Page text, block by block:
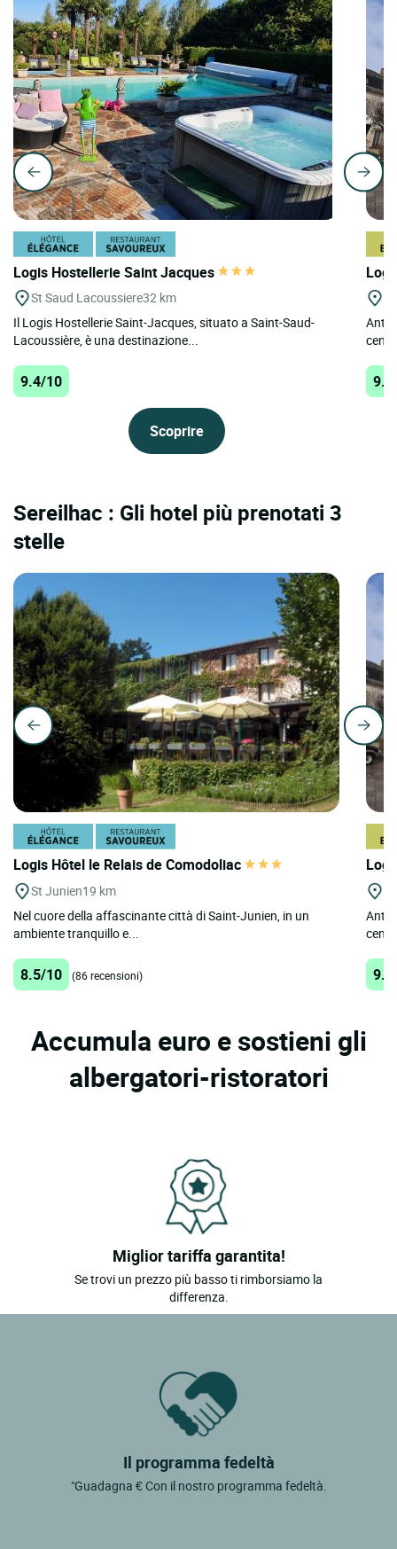
Logis Hostellerie Saint Jacques
St Saud Lacoussiere32 km
Il Logis Hostellerie Saint-Jacques, situato a Saint-Saud-
Lacoussière, è una destinazione...
9.4/10
Scoprire
Sereilhac : Gli hotel più prenotati 3
stelle
Logis Hôtel le Relais de Comodoliac
St Junien19 km
Nel cuore della affascinante città di Saint-Junien, in un
ambiente tranquillo e...
8.5/10 (86 recensioni)
Accumula euro e sostieni gli
albergatori-ristoratori
Miglior tariffa garantita!
Se trovi un prezzo più basso ti rimborsiamo la
differenza.
Il programma fedeltà
"Guadagna € Con il nostro programma fedeltà.